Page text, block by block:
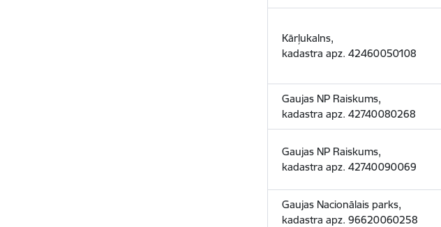
Kārļukalns,
kadastra apz. 42460050108
Gaujas NP Raiskums,
kadastra apz. 42740080268
Gaujas NP Raiskums,
kadastra apz. 42740090069
Gaujas Nacionālais parks,
kadastra apz. 96620060258